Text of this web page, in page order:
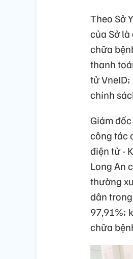
Theo Sở
của Sở
chữa
thanh
tử
chính
Giám
công tác
điện tử -
Long An
thường
dân
97,91%;
chữa